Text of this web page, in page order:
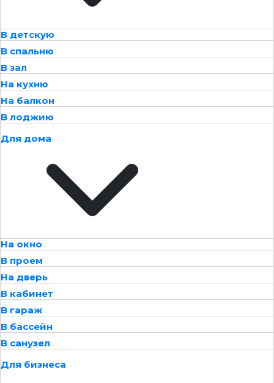
В детскую
В спальню
В зал
На кухню
На балкон
В лоджию
Для дома
На окно
В проем
На дверь
В кабинет
В гараж
В бассейн
В санузел
Для бизнеса